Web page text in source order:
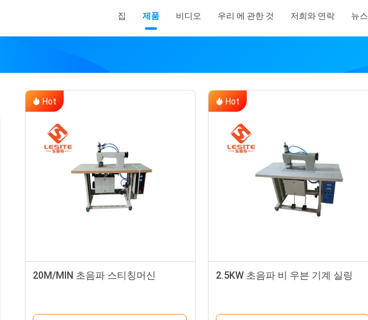
집 제품 비디오 우리 에 관한 것 저희와 연락 뉴스
Hot
20M/MIN 초음파 스티칭머신
Hot
2.5KW 초음파 비 우븐 기계 실링